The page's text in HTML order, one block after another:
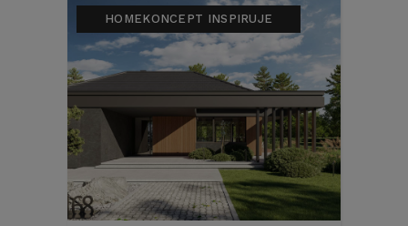
HOMEKONCEPT INSPIRUJE